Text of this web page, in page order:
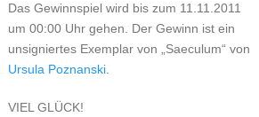
Das Gewinnspiel wird bis zum 11.11.2011
um 00:00 Uhr gehen. Der Gewinn ist ein
unsigniertes Exemplar von „Saeculum“ von
Ursula Poznanski.
VIEL GLÜCK!